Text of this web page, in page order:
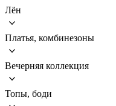
Лён
Платья, комбинезоны
Вечерняя коллекция
Топы, боди